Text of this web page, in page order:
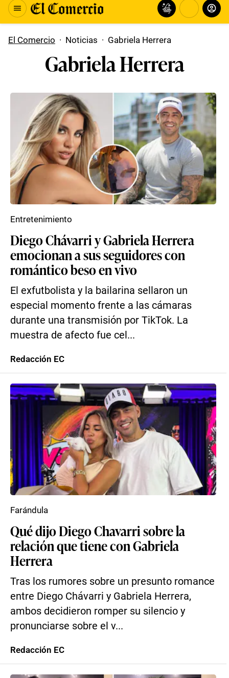
El Comercio · Noticias · Gabriela Herrera
Gabriela Herrera
Diego Chávarri y Gabriela Herrera
emocionan a sus seguidores con
romántico beso en vivo
El exfutbolista y la bailarina sellaron un
especial momento frente a las cámaras
durante una transmisión por TikTok. La
muestra de afecto fue cel...
Entretenimiento
Redacción EC
Qué dijo Diego Chavarri sobre la
relación que tiene con Gabriela
Herrera
Tras los rumores sobre un presunto romance
entre Diego Chávarri y Gabriela Herrera,
ambos decidieron romper su silencio y
pronunciarse sobre el v...
Farándula
Redacción EC